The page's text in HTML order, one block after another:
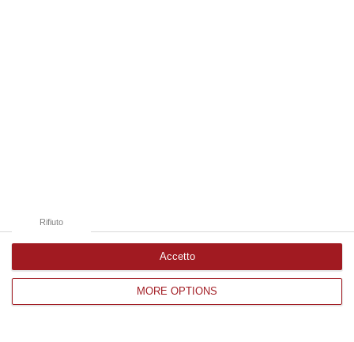
MORE OPTIONS
Rifiuto
Accetto
Corriere delle Calabria è una testata giornalistica di News&Com S.r.l